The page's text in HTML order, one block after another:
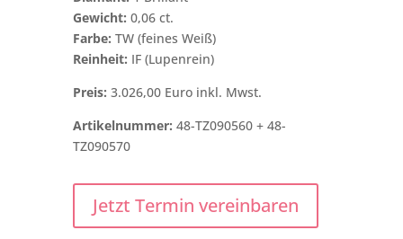
Gewicht: 0,06 ct.
Farbe: TW (feines Weiß)
Reinheit: IF (Lupenrein)
Preis: 3.026,00 Euro inkl. Mwst.
Artikelnummer: 48-TZ090560 + 48-
TZ090570
Jetzt Termin vereinbaren